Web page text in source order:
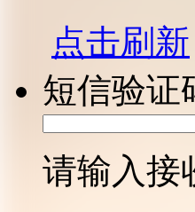
点击刷新
短信验证
请输入接